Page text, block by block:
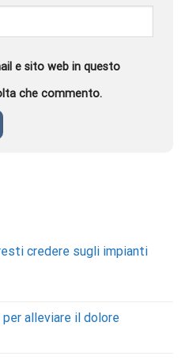
e sito web in questo
che commento.
credere sugli impianti
alleviare il dolore